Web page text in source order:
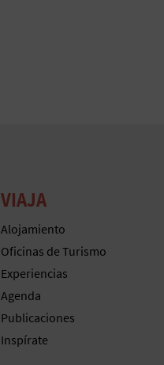
VIAJA
Alojamiento
Oficinas de Turismo
Experiencias
Agenda
Publicaciones
Inspírate